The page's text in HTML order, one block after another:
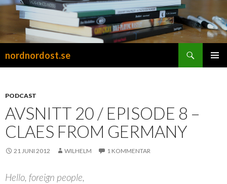
nordnordost.se
PODCAST
AVSNITT 20 / EPISODE 8 –
CLAES FROM GERMANY
21 JUNI 2012 WILHELM 1 KOMMENTAR
Hello, foreign people,